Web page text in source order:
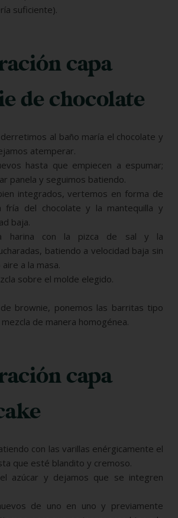
suficiente).
capa
de chocolate
al baño maría el chocolate y
atemperar.
hasta que empiecen a espumar;
panela y seguimos batiendo.
integrados, vertemos en forma de
fría del chocolate y la mantequilla y
baja.
harina con la pizca de sal y la
batiendo a velocidad baja sin
a la masa.
sobre el molde elegido.
brownie, ponemos las barritas tipo
de manera homogénea.
capa
con las varillas enérgicamente el
que esté blandito y cremoso.
azúcar y dejamos que se integren
de uno en uno y previamente